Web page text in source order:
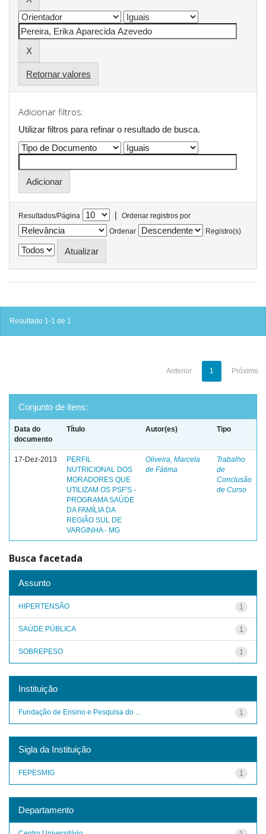
Retornar valores
Adicionar filtros:
Utilizar filtros para refinar o resultado de busca.
Resultados/Página |
Ordenar registros por
Ordenar
Registro(s)
Resultado 1-1 de 1.
Anterior 1 Próximo
Conjunto de itens:
Data do
documento
Título Autor(es) Tipo
17-Dez-2013
PERFIL
NUTRICIONAL DOS
MORADORES QUE
UTILIZAM OS PSF'S -
PROGRAMA SAÚDE
DA FAMÍLIA DA
REGIÃO SUL DE
VARGINHA - MG
Oliveira, Marcela
de Fátima
Trabalho
de
Conclusão
de Curso
Busca facetada
Assunto
1
HIPERTENSÃO
1
SAÚDE PÚBLICA
1
SOBREPESO
Instituição
1
Fundação de Ensino e Pesquisa do ...
Sigla da Instituição
1
FEPESMIG
Departamento